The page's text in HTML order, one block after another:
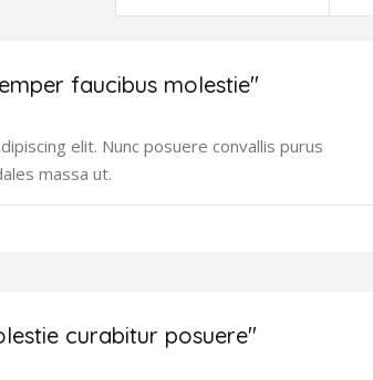
faucibus molestie"
elit. Nunc posuere convallis purus
massa ut.
curabitur posuere"